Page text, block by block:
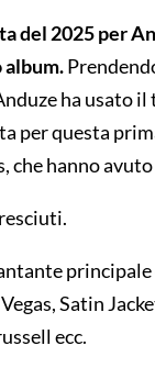
del 2025 per
album.
ha usato
per questa
che hanno
Satin
ecc.